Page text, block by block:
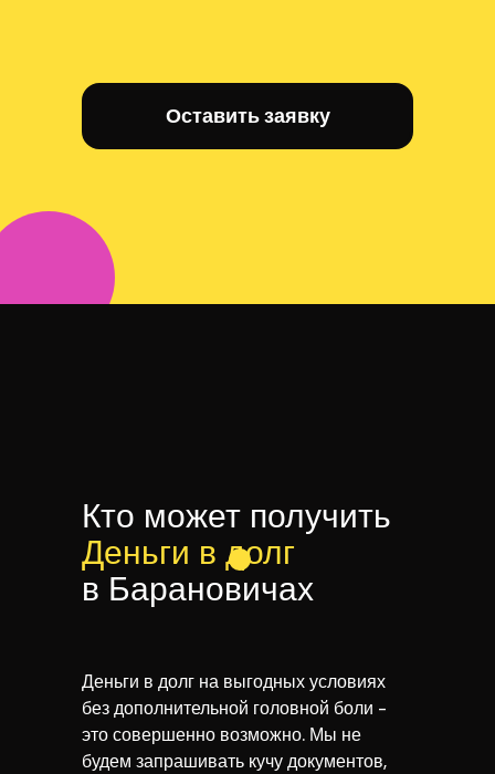
Оставить заявку
Кто может получить
Деньги в долг
в Барановичах
Деньги в долг на выгодных условиях
без дополнительной головной боли -
это совершенно возможно. Мы не
будем запрашивать кучу документов,